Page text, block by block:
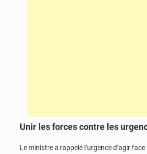
Unir les forces contre les
Le ministre a rappelé l’urgence d’agir